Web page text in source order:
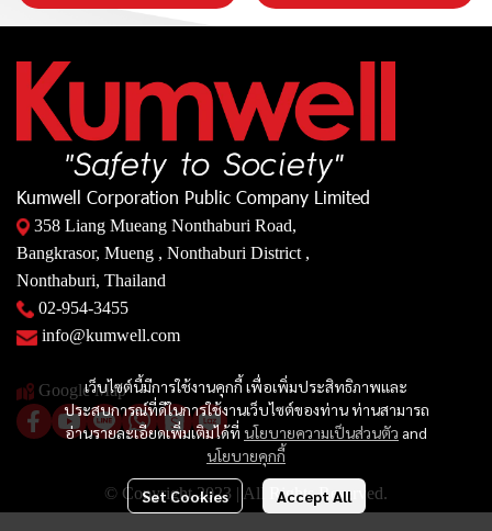
เว็บไซต์นี้มีการใช้งานคุกกี้ เพื่อเพิ่มประสิทธิภาพและ
ประสบการณ์ที่ดีในการใช้งานเว็บไซต์ของท่าน ท่านสามารถ
อ่านรายละเอียดเพิ่มเติมได้ที่ นโยบายความเป็นส่วนตัว and
นโยบายคุกกี้
Set Cookies Accept All
Kumwell Corporation Public Company Limited
358 Liang Mueang Nonthaburi Road,
Bangkrasor, Mueng , Nonthaburi District ,
Nonthaburi, Thailand
02-954-3455
info@kumwell.com
Google Map
© Copyright 2023 | All Rights Reserved.